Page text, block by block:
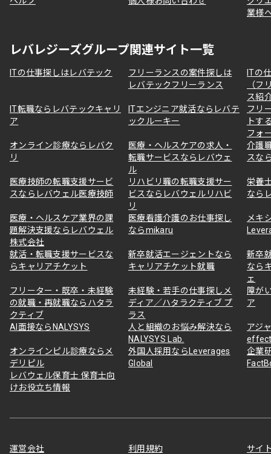
業様
レバレジーズグループ関連サイト一覧
ITの仕事探しはレバテック
フリーランスの案件探しは
レバテックフリーランス
ITの
（フ
ス紹
IT転職ならレバテックキャリ
ア
ITエンジニア就活ならレバテ
ックルーキー
フリ
トす
フォ
オンライン診療ならレバク
リ
医療・ヘルスケアの求人・
転職サービスならレバウェ
ル
介護
スな
医療技師の転職支援サービ
スならレバウェル医療技師
リハビリ職の転職支援サー
ビスならレバウェルリハビ
リ
栄養
なら
医療・ヘルスケア業界の課
題解決支援ならレバウェル
株式会社
医療看護介護のお仕事探し
ならmikaru
メキ
就活・転職支援サービスな
らキャリアチケット
新卒就活エージェントなら
キャリアチケット就職
新卒
なら
ェ
フリーター・既卒・未経験
の就職・再就職ならハタラ
クティブ
未経験・若手の仕事探しメ
ディア／ハタラクティブ プ
ラス
障が
ア
AI面接ならNALYSYS
人と組織のお悩み解決なら
NALYSYS Lab.
アジ
オンラインピル診療ならメ
デリピル
外国人採用ならLeverages
Global
企業
レバウェル保育士 保育士向
けお役立ち情報
運営会社 利用規約 サイ